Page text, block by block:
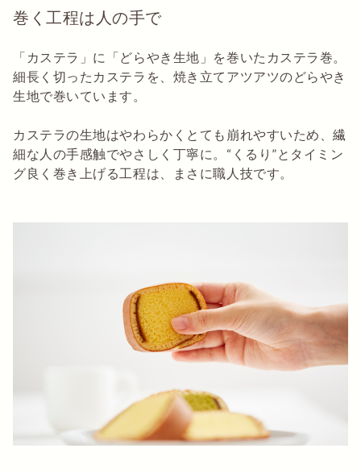
巻く工程は人の手で
「カステラ」に「どらやき生地」を巻いたカステラ巻。
細長く切ったカステラを、焼き立てアツアツのどらやき
生地で巻いています。
カステラの生地はやわらかくとても崩れやすいため、繊
細な人の手感触でやさしく丁寧に。“くるり”とタイミン
グ良く巻き上げる工程は、まさに職人技です。